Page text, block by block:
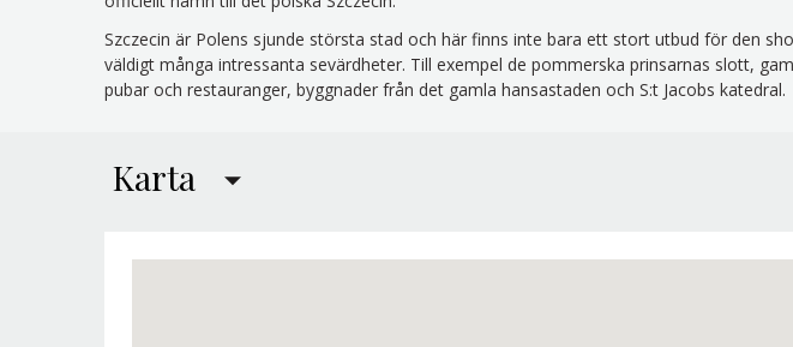
Szczecin är Polens sjunde största stad och här finns inte bara ett stort utbud för den
väldigt många intressanta sevärdheter. Till exempel de pommerska prinsarnas slott,
pubar och restauranger, byggnader från det gamla hansastaden och S:t Jacobs katedral.
Karta